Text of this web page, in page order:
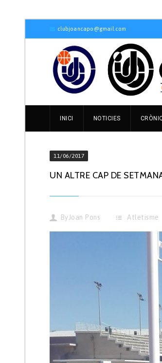
clubjoancapo@gmail.com
INICI NOTICIES
11/06/2017
UN ALTRE CAP DE
By Joan Pons Atletisme